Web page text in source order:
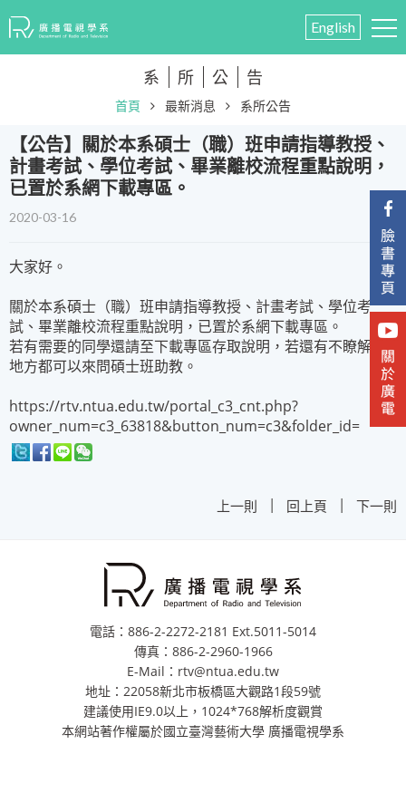
English
系 所 公 告
首頁 最新消息 系所公告
【公告】關於本系碩士（職）班申請指導教授、
計畫考試、學位考試、畢業離校流程重點說明，
已置於系網下載專區。
2020-03-16
大家好。
關於本系碩士（職）班申請指導教授、計畫考試、學位考
試、畢業離校流程重點說明，已置於系網下載專區。
若有需要的同學還請至下載專區存取說明，若還有不瞭解的
地方都可以來問碩士班助教。
https://rtv.ntua.edu.tw/portal_c3_cnt.php?
owner_num=c3_63818&button_num=c3&folder_id=
上一則 | 回上頁 | 下一則
電話：886-2-2272-2181 Ext.5011-5014
傳真：886-2-2960-1966
E-Mail：rtv@ntua.edu.tw
地址：22058新北市板橋區大觀路1段59號
建議使用IE9.0以上，1024*768解析度觀賞
本網站著作權屬於國立臺灣藝術大學 廣播電視學系